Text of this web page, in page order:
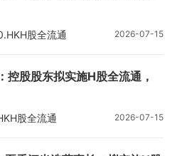
H股全流通 2026-07-15
股股东拟实施H股全流通，
H股全流通 2026-07-15